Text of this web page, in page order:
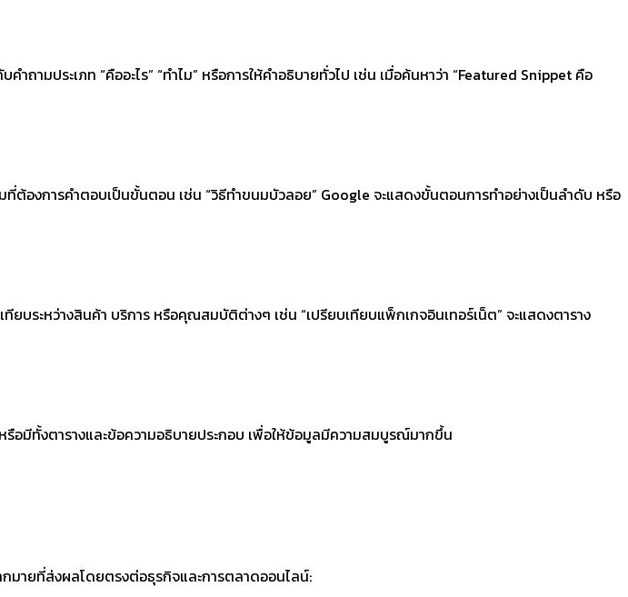
มประเภท “คืออะไร” “ทำไม” หรือการให้คำอธิบายทั่วไป เช่น เมื่อค้นหาว่า “Featured Snippet คือ
ต้องการคำตอบเป็นขั้นตอน เช่น “วิธีทำขนมบัวลอย” Google จะแสดงขั้นตอนการทำอย่างเป็นลำดับ หรือ
บระหว่างสินค้า บริการ หรือคุณสมบัติต่างๆ เช่น “เปรียบเทียบแพ็กเกจอินเทอร์เน็ต” จะแสดงตาราง
อมีทั้งตารางและข้อความอธิบายประกอบ เพื่อให้ข้อมูลมีความสมบูรณ์มากขึ้น
มายที่ส่งผลโดยตรงต่อธุรกิจและการตลาดออนไลน์: